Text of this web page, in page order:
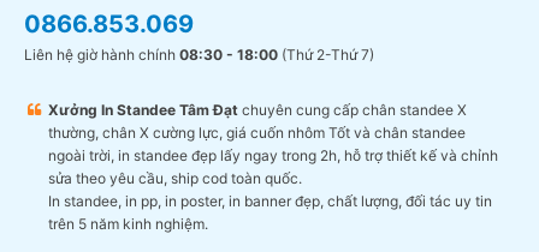
0866.853.069
Liên hệ giờ hành chính 08:30 - 18:00 (Thứ 2-Thứ 7)
Xưởng In Standee Tâm Đạt chuyên cung cấp chân standee X
thường, chân X cường lực, giá cuốn nhôm Tốt và chân standee
ngoài trời, in standee đẹp lấy ngay trong 2h, hỗ trợ thiết kế và chỉnh
sửa theo yêu cầu, ship cod toàn quốc.
In standee, in pp, in poster, in banner đẹp, chất lượng, đối tác uy tin
trên 5 năm kinh nghiệm.